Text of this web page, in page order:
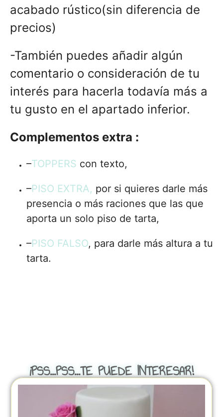
acabado rústico(sin diferencia de
precios)
-También puedes añadir algún
comentario o consideración de tu
interés para hacerla todavía más a
tu gusto en el apartado inferior.
Complementos extra :
–TOPPERS con texto,
–PISO EXTRA, por si quieres darle más
presencia o más raciones que las que
aporta un solo piso de tarta,
–PISO FALSO, para darle más altura a tu
tarta.
¡PSS...PSS...TE PUEDE INTERESAR!